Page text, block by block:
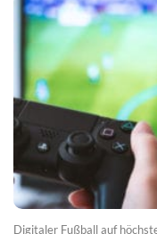
Digitaler Fußball auf